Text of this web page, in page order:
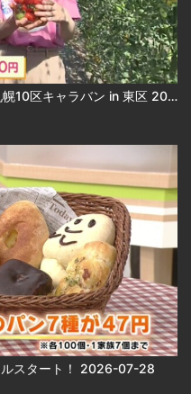
楽しい収穫体験やお得な直売も！札幌10区キャラバン in 東区 2026-07-27
スタート！ 2026-07-28